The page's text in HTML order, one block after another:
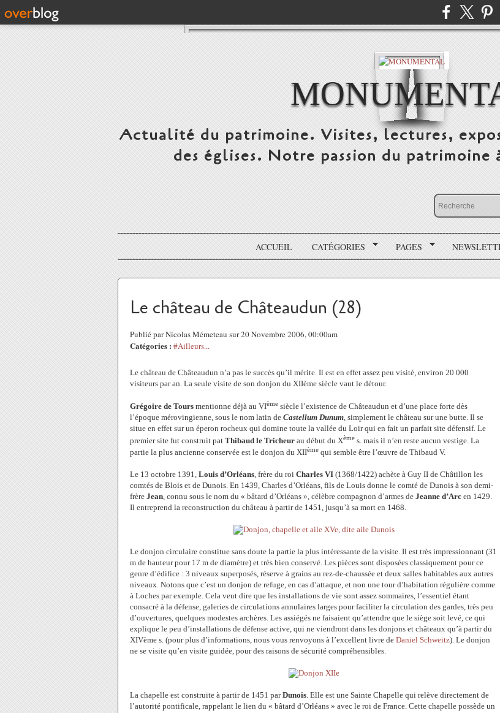
Actualité du patrimoine. Visites, lectures,
des églises. Notre passion du patrimoine
ACCUEIL CATÉGORIES PAGES
Le château de Châteaudun (28)
Publié par Nicolas Mémeteau sur 20 Novembre 2006, 00:00am
Catégories : #Ailleurs...
Le château de Châteaudun n’a pas le succès qu’il mérite. Il est en effet assez peu visité, environ 20 000
visiteurs par an. La seule visite de son donjon du XIIème siècle vaut le détour.
Grégoire de Tours mentionne déjà au VIème siècle l’existence de Châteaudun et d’une place forte dès
l’époque mérovingienne, sous le nom latin de Castellum Dunum, simplement le château sur une butte. Il se
situe en effet sur un éperon rocheux qui domine toute la vallée du Loir qui en fait un parfait site défensif. Le
premier site fut construit pat Thibaud le Tricheur au début du Xème s. mais il n’en reste aucun vestige. La
partie la plus ancienne conservée est le donjon du XIIème qui semble être l’œuvre de Thibaud V.
Le 13 octobre 1391, Louis d’Orléans , frère du roi Charles VI (1368/1422) achète à Guy II de Châtillon les
comtés de Blois et de Dunois. En 1439, Charles d’Orléans, fils de Louis donne le comté de Dunois à son demi-
frère Jean , connu sous le nom du « bâtard d’Orléans », célèbre compagnon d’armes de Jeanne d’Arc en 1429.
Il entreprend la reconstruction du château à partir de 1451, jusqu’à sa mort en 1468.
Le donjon circulaire constitue sans doute la partie la plus intéressante de la visite. Il est très impressionnant (31
m de hauteur pour 17 m de diamètre) et très bien conservé. Les pièces sont disposées classiquement pour ce
genre d’édifice : 3 niveaux superposés, réserve à grains au rez-de-chaussée et deux salles habitables aux autres
niveaux. Notons que c’est un donjon de refuge, en cas d’attaque, et non une tour d’habitation régulière comme
à Loches par exemple. Cela veut dire que les installations de vie sont assez sommaires, l’essentiel étant
consacré à la défense, galeries de circulations annulaires larges pour faciliter la circulation des gardes, très peu
d’ouvertures, quelques modestes archères. Les assiégés ne faisaient qu’attendre que le siège soit levé, ce qui
explique le peu d’installations de défense active, qui ne viendront dans les donjons et châteaux qu’à partir du
XIVème s. (pour plus d’informations, nous vous renvoyons à l’excellent livre de Daniel Schweitz). Le donjon
ne se visite qu’en visite guidée, pour des raisons de sécurité compréhensibles.
La chapelle est construite à partir de 1451 parDunois . Elle est une Sainte Chapelle qui relève directement de
l’autorité pontificale, rappelant le lien du « bâtard d’Orléans » avec le roi de France. Cette chapelle possède un